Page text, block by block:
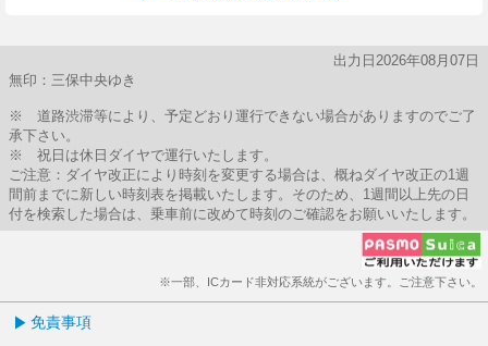
出力日2026年08月07日
無印：三保中央ゆき
※ 道路渋滞等により、予定どおり運行できない場合がありますのでご了
承下さい。
※ 祝日は休日ダイヤで運行いたします。
ご注意：ダイヤ改正により時刻を変更する場合は、概ねダイヤ改正の1週
間前までに新しい時刻表を掲載いたします。そのため、1週間以上先の日
付を検索した場合は、乗車前に改めて時刻のご確認をお願いいたします。
※一部、ICカード非対応系統がございます。ご注意下さい。
免責事項